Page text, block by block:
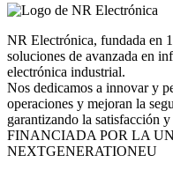
NR Electrónica, fundada en
soluciones de avanzada en
electrónica industrial.
Nos dedicamos a innovar y
operaciones y mejoran la
garantizando la satisfacción
FINANCIADA POR LA
NEXTGENERATIONEU